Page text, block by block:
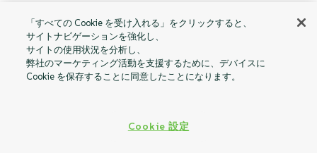
「すべての Cookie を受け入れる」をクリックすると、
サイトナビゲーションを強化し、
サイトの使用状況を分析し、
弊社のマーケティング活動を支援するために、デバイスに
Cookie を保存することに同意したことになります。
Cookie 設定